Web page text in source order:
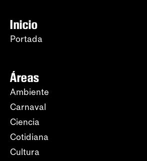
Inicio
Portada
Áreas
Ambiente
Carnaval
Ciencia
Cotidiana
Cultura